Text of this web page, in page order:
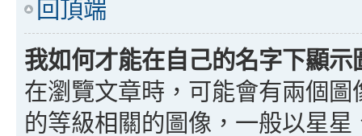
回頂端
我如何才能在自己的名字下顯示
在瀏覽文章時，可能會有兩個
的等級相關的圖像，一般以星